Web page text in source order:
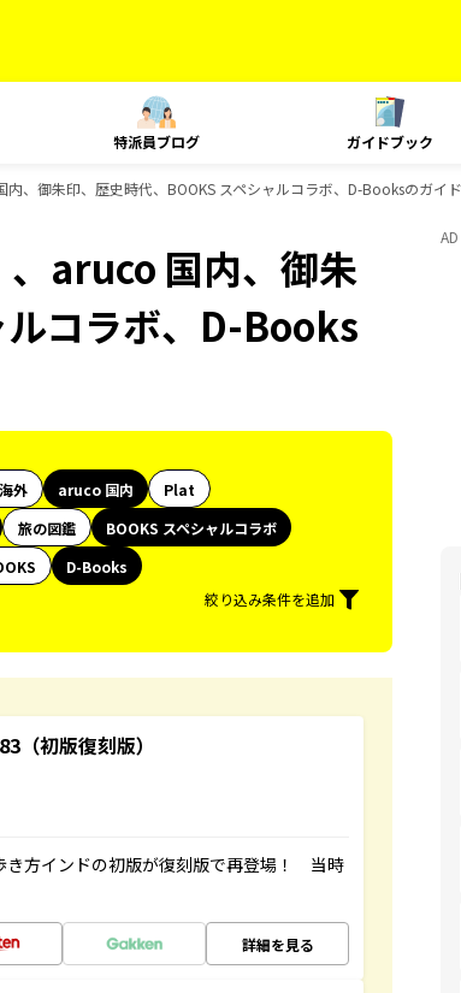
特派員ブログ ガイドブック
、御朱印、歴史時代、BOOKS スペシャルコラボ、D-Booksのガイ
aruco 国内、御朱
コラボ、D-Books
外 aruco 国内
Plat
旅の図鑑
BOOKS スペシャルコラボ
D-Books
絞り込み条件を追加
（初版復刻版）
き方インドの初版が復刻版で再登場！ 当時
詳細を見る
AD